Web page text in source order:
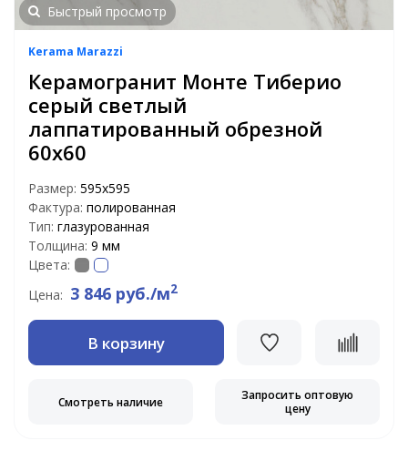
Быстрый просмотр
Kerama Marazzi
Керамогранит Монте Тиберио
серый светлый
лаппатированный обрезной
60х60
Размер: 595х595
Фактура: полированная
Тип: глазурованная
Толщина: 9 мм
Цвета:
Цена: 3 846 руб./м2
В корзину
Смотреть наличие
Запросить оптовую
цену